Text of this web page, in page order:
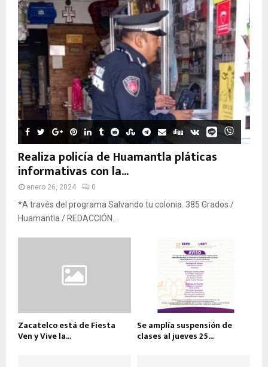
Realiza policía de Huamantla pláticas
informativas con la...
enero 26, 2024 0
*A través del programa Salvando tu colonia. 385 Grados /
Huamantla / REDACCIÓN...
Zacatelco está de Fiesta
Ven y Vive la...
Se amplía suspensión de
clases al jueves 25...